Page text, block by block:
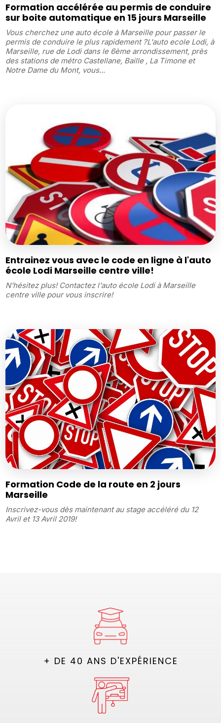
Formation accélérée au permis de conduire
sur boite automatique en 15 jours Marseille
Vous cherchez une auto école à Marseille pour passer le
permis de conduire le plus rapidement ?L'auto ecole Lodi, à
Marseille, rue de Lodi dans le 6ème arrondissement, près
des stations de métro Castellane, Baille , La Timone et
Notre Dame du Mont, vous...
Entrainez vous avec le code en ligne à l'auto
école Lodi Marseille centre ville!
N'hésitez plus! Contactez l'auto école Lodi à Marseille
centre ville pour vous inscrire!
Formation Code de la route en 2 jours
Marseille
Inscrivez-vous dès maintenant au stage accéléré du 12
Avril et 13 Avril 2019!
+ DE 40 ANS D'EXPÉRIENCE